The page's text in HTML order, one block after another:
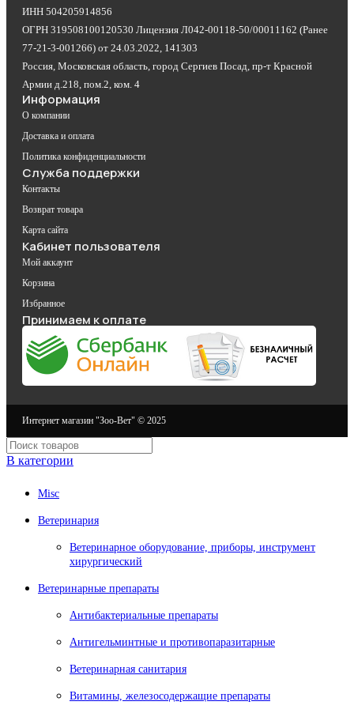
ИНН 504205914856
ОГРН 319508100120530 Лицензия Л042-00118-50/00011162 (Ранее
77-21-3-001266) от 24.03.2022, 141303
Россия, Московская область, город Сергиев Посад, пр-т Красной
Армии д.218, пом.2, ком. 4
Информация
О компании
Доставка и оплата
Политика конфиденциальности
Служба поддержки
Контакты
Возврат товара
Карта сайта
Кабинет пользователя
Мой аккаунт
Корзина
Избранное
Принимаем к оплате
Интернет магазин "Зоо-Вет" © 2025
В категории
Misc
Ветеринария
Ветеринарное оборудование, приборы, инструмент
хирургический
Ветеринарные препараты
Антибактериальные препараты
Антигельминтные и противопаразитарные
Ветеринарная санитария
Витамины, железосодержащие препараты